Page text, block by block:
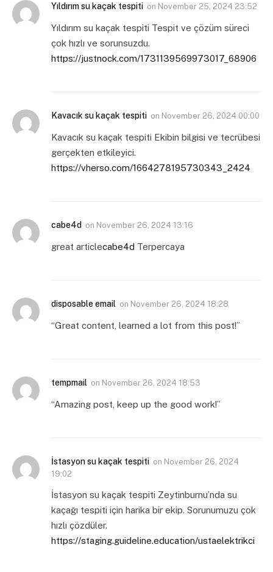
Yıldırım su kaçak tespiti on November 25, 2024 23:52
Yıldırım su kaçak tespiti Tespit ve çözüm süreci
çok hızlı ve sorunsuzdu.
https://justnock.com/1731139569973017_68906
Kavacık su kaçak tespiti on November 26, 2024 00:00
Kavacık su kaçak tespiti Ekibin bilgisi ve tecrübesi
gerçekten etkileyici.
https://vherso.com/1664278195730343_2424
cabe4d on November 26, 2024 13:16
great articlecabe4d Terpercaya
disposable email on November 26, 2024 18:28
“Great content, learned a lot from this post!”
tempmail on November 26, 2024 18:53
“Amazing post, keep up the good work!”
İstasyon su kaçak tespiti on November 26, 2024
19:02
İstasyon su kaçak tespiti Zeytinburnu’nda su
kaçağı tespiti için harika bir ekip. Sorunumuzu çok
hızlı çözdüler.
https://staging.guideline.education/ustaelektrikci